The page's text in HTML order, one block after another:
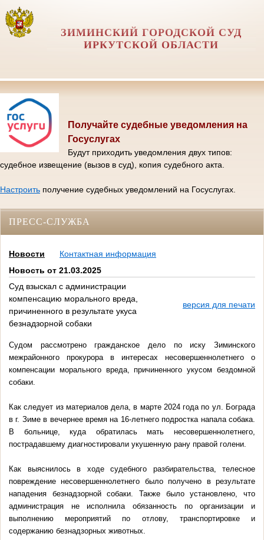
ЗИМИНСКИЙ ГОРОДСКОЙ СУД
ИРКУТСКОЙ ОБЛАСТИ
Получайте судебные уведомления на
Госуслугах
Будут приходить уведомления двух типов:
судебное извещение (вызов в суд), копия судебного акта.
Настроить получение судебных уведомлений на Госуслугах.
ПРЕСС-СЛУЖБА
Новости
Контактная информация
Новость от 21.03.2025
Суд взыскал с администрации
компенсацию морального вреда,
причиненного в результате укуса
безнадзорной собаки
версия для печати
Судом рассмотрено гражданское дело по иску Зиминского
межрайонного прокурора в интересах несовершеннолетнего о
компенсации морального вреда, причиненного укусом бездомной
собаки.
Как следует из материалов дела, в марте 2024 года по ул. Бограда
в г. Зиме в вечернее время на 16-летнего подростка напала собака.
В больнице, куда обратилась мать несовершеннолетнего,
пострадавшему диагностировали укушенную рану правой голени.
Как выяснилось в ходе судебного разбирательства, телесное
повреждение несовершеннолетнего было получено в результате
нападения безнадзорной собаки. Также было установлено, что
администрация не исполнила обязанность по организации и
выполнению мероприятий по отлову, транспортировке и
содержанию безнадзорных животных.